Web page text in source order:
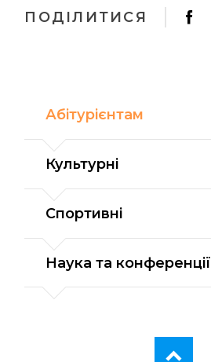
ПОДІЛИТИСЯ
Абітурієнтам
Культурні
Спортивні
Наука та конференції